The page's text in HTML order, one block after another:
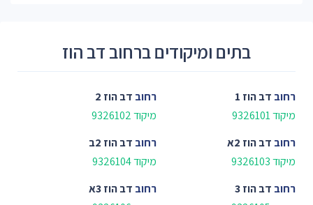
בתים ומיקודים ברחוב דב הוז
רחוב דב הוז 1
מיקוד 9326101
רחוב דב הוז 2
מיקוד 9326102
רחוב דב הוז 2א
מיקוד 9326103
רחוב דב הוז 2ב
מיקוד 9326104
רחוב דב הוז 3
רחוב דב הוז 3א